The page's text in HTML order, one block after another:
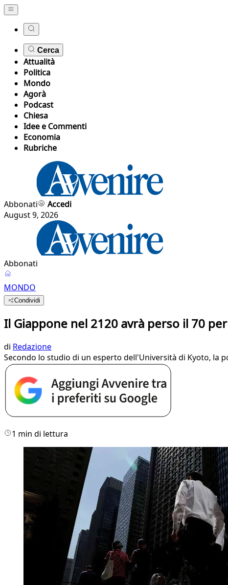
Cerca
Attualità
Politica
Mondo
Agorà
Podcast
Chiesa
Idee e Commenti
Economia
Rubriche
Abbonati
Accedi
August 9, 2026
Abbonati
MONDO
Condividi
Il Giappone nel 2120 avrà perso il 70
di Redazione
Secondo lo studio di un esperto dell'Università di Kyoto, la
1 min di lettura